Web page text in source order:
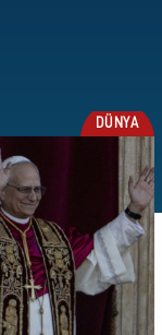
DÜNYA